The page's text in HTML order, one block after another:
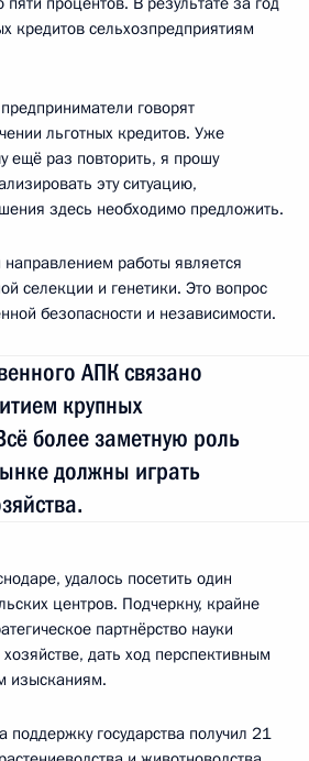
кредитов сельхозпредприятиям
говорят
льготных кредитов. Уже
ещё раз повторить, я прошу
эту ситуацию,
здесь необходимо предложить.
работы является
селекции и генетики. Это вопрос
безопасности и независимости.
АПК связано
крупных
более заметную роль
должны играть
удалось посетить один
центров. Подчеркну, крайне
партнёрство науки
дать ход перспективным
изысканиям.
поддержку государства получил 21